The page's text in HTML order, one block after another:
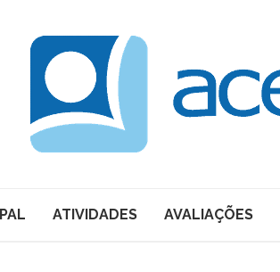
ATIVIDADES AVALIAÇÕES